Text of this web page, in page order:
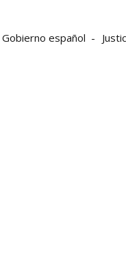
Gobierno español